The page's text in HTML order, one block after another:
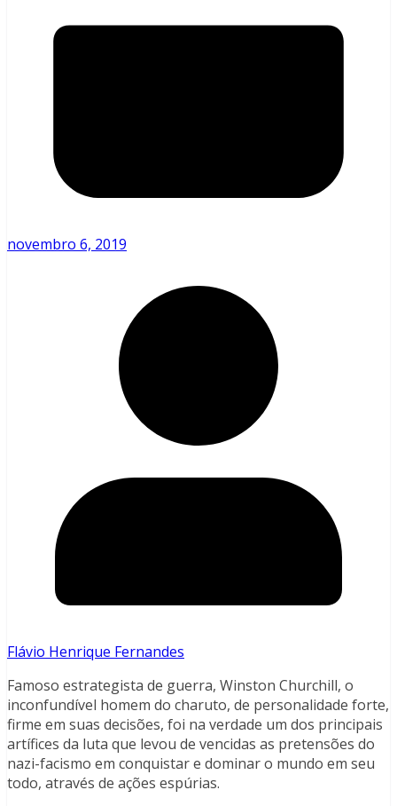
novembro 6, 2019
Flávio Henrique Fernandes
Famoso estrategista de guerra, Winston Churchill, o
inconfundível homem do charuto, de personalidade forte,
firme em suas decisões, foi na verdade um dos principais
artífices da luta que levou de vencidas as pretensões do
nazi-facismo em conquistar e dominar o mundo em seu
todo, através de ações espúrias.